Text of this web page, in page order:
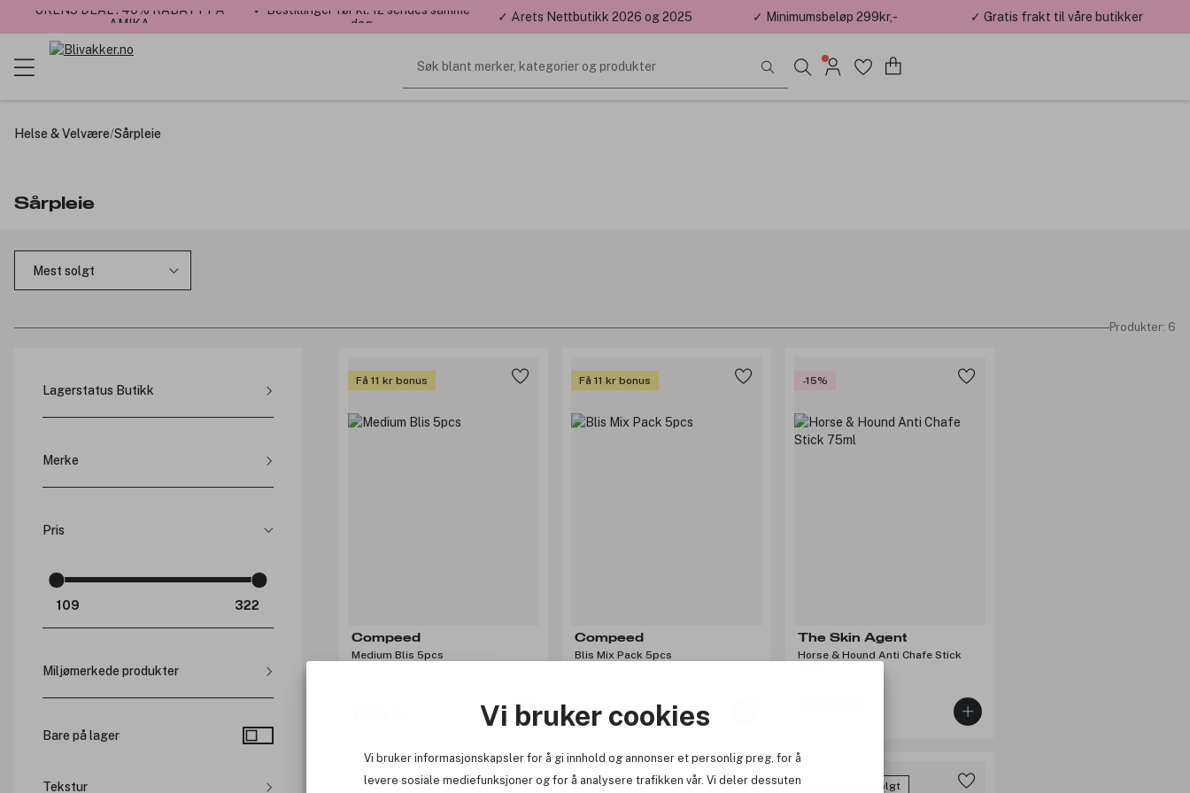
Vi bruker cookies
Vi bruker informasjonskapsler for å gi innhold og annonser et personlig preg, for å
levere sosiale mediefunksjoner og for å analysere trafikken vår. Vi deler dessuten
UKENS DEAL : 40% RABATT PÅ
AMIKA
✓ Bestillinger før kl. 12 sendes samme
dag
✓ Årets Nettbutikk 2026 og 2025 ✓ Minimumsbeløp 299kr,- ✓ Gratis frakt til våre butikker
Søk blant merker, kategorier og produkter
Helse & Velvære/Sårpleie
Sårpleie
Produkter: 6
Lagerstatus Butikk
Thon Senter Ski (2)
Merke
Compeed (5)
Pris
Miljømerkede produkter
Vegansk (1)
Bare på lager
Tekstur
Få 11 kr bonus
Compeed
Medium Blis 5pcs
Få 11 kr bonus
Compeed
Blis Mix Pack 5pcs
109 kr
-15%
The Skin Agent
Horse & Hound Anti Chafe Stick
Midlertidig utsolgt
Midlertidig utsolgt
Midlertidig utsolgt